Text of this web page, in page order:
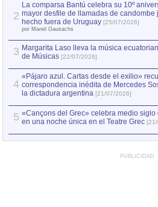
2
La comparsa Bantú celebra su 10º
mayor desfile de llamadas de candombe
hecho fuera de Uruguay [25/07/2026]
por Manel Gausachs
3 Margarita Laso lleva la música
de Músicas [22/07/2026]
4
«Pájaro azul. Cartas desde el exilio»
correspondencia inédita de Mercedes
la dictadura argentina [21/07/2026]
5 «Cançons del Grec» celebra medio siglo
en una noche única en el Teatre Grec
PUBLICIDAD